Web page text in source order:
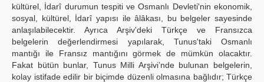
kültürel, İdarî durumun tespiti ve Osmanlı Devleti'nin ekonomik,
sosyal, kültürel, İdarî yapısı ile âlâkası, bu belgeler sayesinde
anlaşılabilecektir. Ayrıca Arşiv'deki Türkçe ve Fransızca
belgelerin değerlendirmesi yapılarak, Tunus'taki Osmanlı
mantığı ile Fransız mantığını görmek de mümkün olacaktır.
Fakat bütün bunlar, Tunus Milli Arşivi’nde bulunan belgelerin,
kolay istifade edilir bir biçimde düzenli olmasına bağlıdır; Türkçe